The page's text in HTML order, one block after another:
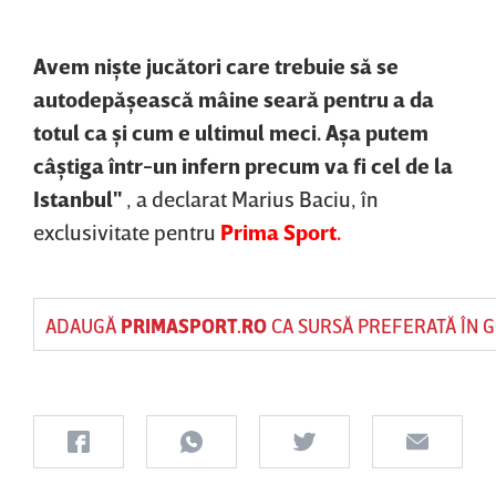
Avem nişte jucători care trebuie să se
autodepăşească mâine seară pentru a da
totul ca şi cum e ultimul meci. Aşa putem
câştiga într-un infern precum va fi cel de la
Istanbul" , a declarat Marius Baciu, în
exclusivitate pentru Prima Sport.
ADAUGĂ PRIMASPORT.ROCA SURSĂ PREFERATĂ ÎN